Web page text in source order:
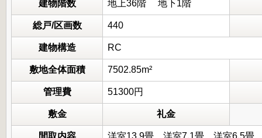
建物階数 地上36階 地下1階
総戸/区画数 440
建物構造 RC
敷地全体面積 7502.85m²
管理費 51300円
敷金 礼金
間取内容 洋室13.9畳 洋室7.1畳 洋室